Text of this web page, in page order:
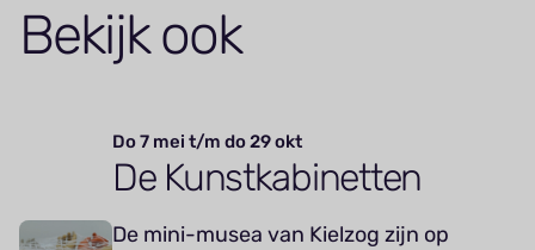
Bekijk ook
Do 7 mei t/m do 29 okt
De Kunstkabinetten
De mini-musea van Kielzog zijn op